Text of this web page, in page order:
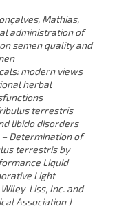
Mathias,
administration of
semen quality and
modern views
herbal
terrestris
libido disorders
– Determination of
terrestris by
Liquid
Light
Liss, Inc. and
Association J